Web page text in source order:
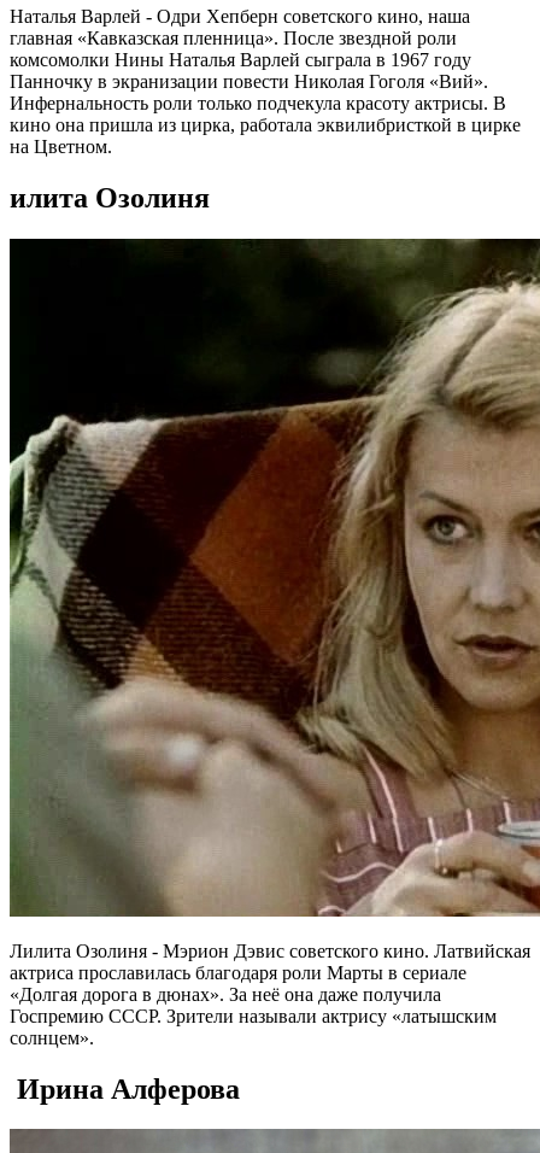
Наталья Варлей - Одри Хепберн советского кино, наша
главная «Кавказская пленница». После звездной роли
комсомолки Нины Наталья Варлей сыграла в 1967 году
Панночку в экранизации повести Николая Гоголя «Вий».
Инфернальность роли только подчекула красоту актрисы. В
кино она пришла из цирка, работала эквилибристкой в цирке
на Цветном.
илита Озолиня
Лилита Озолиня - Мэрион Дэвис советского кино. Латвийская
актриса прославилась благодаря роли Марты в сериале
«Долгая дорога в дюнах». За неё она даже получила
Госпремию СССР. Зрители называли актрису «латышским
солнцем».
Ирина Алферова